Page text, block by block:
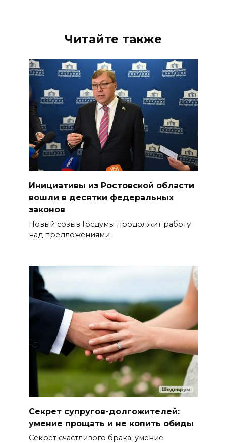
Читайте также
Инициативы из Ростовской области
вошли в десятки федеральных
законов
Новый созыв Госдумы продолжит работу
над предложениями
Секрет супругов-долгожителей:
умение прощать и не копить обиды
Секрет счастливого брака: умение